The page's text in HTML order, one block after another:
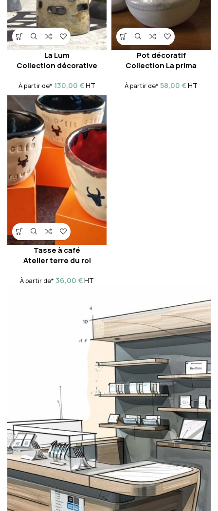
La Lum
Collection décorative
À partir de* 130,00€HT
Pot décoratif
Collection La prima
À partir de* 58,00€HT
Tasse à café
Atelier terre du roi
À partir de* 36,00€HT